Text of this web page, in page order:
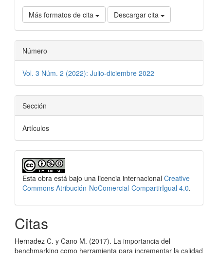
Más formatos de cita Descargar cita
Número
Vol. 3 Núm. 2 (2022): Julio-diciembre 2022
Sección
Artículos
Esta obra está bajo una licencia internacional Creative
Commons Atribución-NoComercial-CompartirIgual 4.0.
Citas
Hernadez C. y Cano M. (2017). La importancia del
benchmarking como herramienta para incrementar la calidad